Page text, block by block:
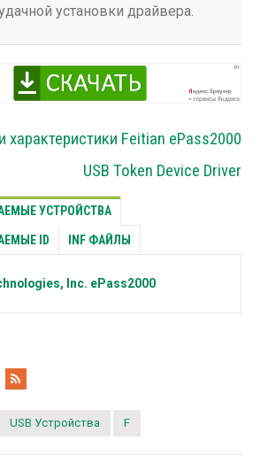
установки драйвера.
характеристики Feitian ePass2000
USB Token Device Driver
УСТРОЙСТВА
ID INF ФАЙЛЫ
Inc. ePass2000
USB Устройства F